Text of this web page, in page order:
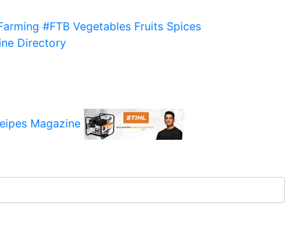
#FTB Vegetables Fruits Spices
Directory
Magazine